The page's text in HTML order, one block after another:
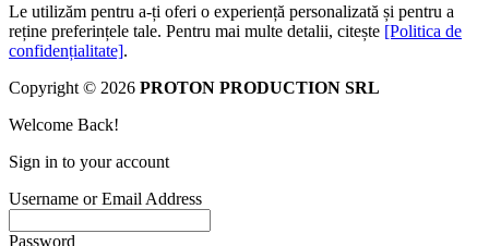
Le utilizăm pentru a-ți oferi o experiență personalizată și pentru a
reține preferințele tale. Pentru mai multe detalii, citește [Politica de
confidențialitate].
Copyright © 2026 PROTON PRODUCTION SRL
Welcome Back!
Sign in to your account
Username or Email Address
Password